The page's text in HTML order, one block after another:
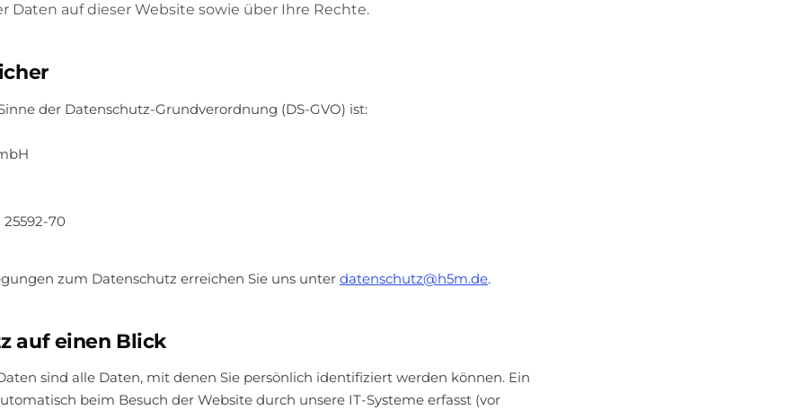
Daten auf dieser Website sowie über Ihre Rechte.
der Datenschutz-Grundverordnung (DS-GVO) ist:
25592-70
zum Datenschutz erreichen Sie uns unter datenschutz@h5m.de.
auf einen Blick
sind alle Daten, mit denen Sie persönlich identifiziert werden können. Ein
beim Besuch der Website durch unsere IT-Systeme erfasst (vor